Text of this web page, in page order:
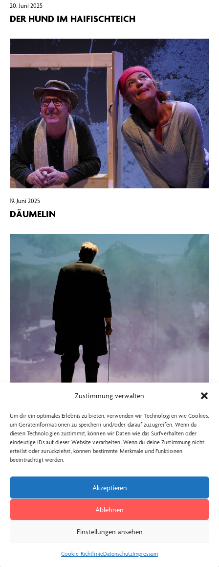
Zustimmung verwalten
Um dir ein optimales Erlebnis zu bieten, verwenden wir Technologien wie Cookies,
um Geräteinformationen zu speichern und/oder darauf zuzugreifen. Wenn du
diesen Technologien zustimmst, können wir Daten wie das Surfverhalten oder
eindeutige IDs auf dieser Website verarbeiten. Wenn du deine Zustimmung nicht
erteilst oder zurückziehst, können bestimmte Merkmale und Funktionen
beeinträchtigt werden.
Akzeptieren
Ablehnen
Einstellungen ansehen
Cookie-RichtlinieDatenschutzImpressum
20. Juni 2025
DER HUND IM HAIFISCHTEICH
19. Juni 2025
DÄUMELIN